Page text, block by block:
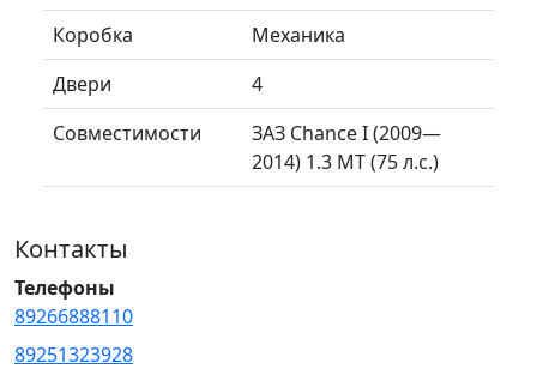
Коробка
Механика
Двери
4
Совместимости
ЗАЗ Chance I (2009—
2014) 1.3 MT (75 л.с.)
Контакты
Телефоны
89266888110
89251323928